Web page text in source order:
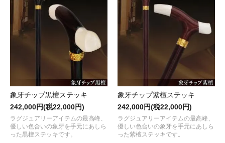
象牙チップ黒檀ステッキ
242,000円(税22,000円)
ラグジュアリーアイテムの最高峰、
優しい色合いの象牙を手元にあしら
った黒檀ステッキです。
象牙チップ紫檀ステッキ
242,000円(税22,000円)
ラグジュアリーアイテムの最高峰、
優しい色合いの象牙を手元にあしら
った紫檀ステッキです。